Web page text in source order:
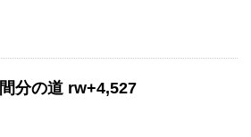
分の道 rw+4,527